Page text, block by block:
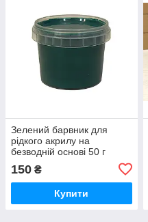
Зелений барвник для
рідкого акрилу на
безводній основі 50 г
150 ₴
Купити